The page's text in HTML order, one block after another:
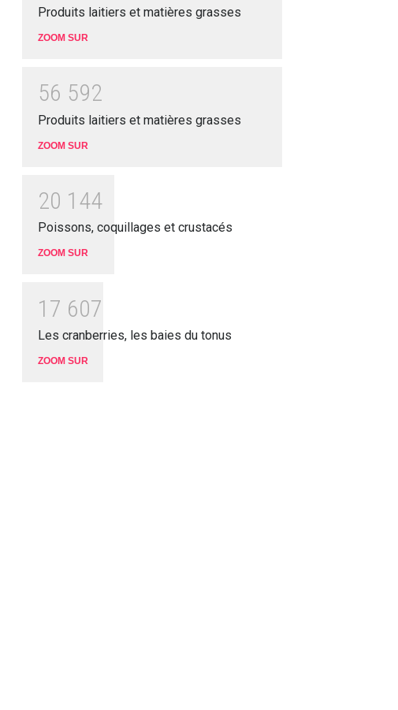
Produits laitiers et matières grasses
ZOOM SUR
56 592
Produits laitiers et matières grasses
ZOOM SUR
20 1 44
Poissons, coquillages et crustacés
ZOOM SUR
1 7 607
Les cranberries, les baies du tonus
ZOOM SUR